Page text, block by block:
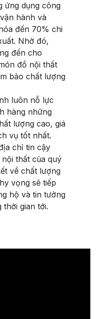
ứng dụng công
hành và
đến 70% chi
Nhờ đó,
đến cho
đồ nội thất
bảo chất lượng
luôn nỗ lực
hàng những
lượng cao, giá
vụ tốt nhất.
chỉ tin cậy
thất của quý
về chất lượng
vọng sẽ tiếp
hộ và tin tưởng
gian tới.